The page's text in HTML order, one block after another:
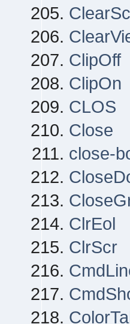
ClipOff
ClipOn
CLOS
Close
close-
ClrEol
ClrScr